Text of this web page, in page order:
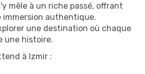
mêle à un riche passé, offrant
immersion authentique.
une destination où chaque
une histoire.
à Izmir :